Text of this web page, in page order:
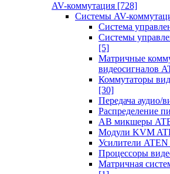
AV-коммутация [728]
Системы AV-
Система
Системы
[5]
Матричные
видеосигналов
Коммутаторы
[30]
Передача аудио/
Распределение
АВ микшеры
Модули KVM
Усилители ATEN
Процессоры
Матричная